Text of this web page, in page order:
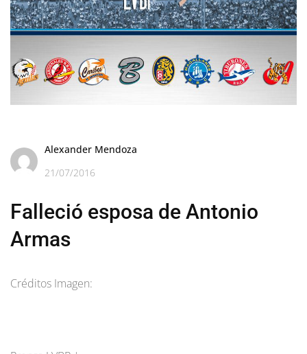
Alexander Mendoza
21/07/2016
Falleció esposa de Antonio
Armas
Créditos Imagen: